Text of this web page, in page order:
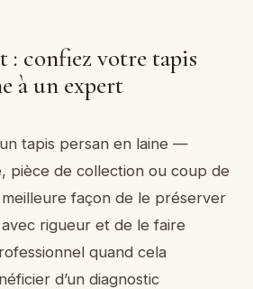
: confiez votre tapis
à un expert
tapis persan en laine —
pièce de collection ou coup de
façon de le préserver
rigueur et de le faire
quand cela
d’un diagnostic